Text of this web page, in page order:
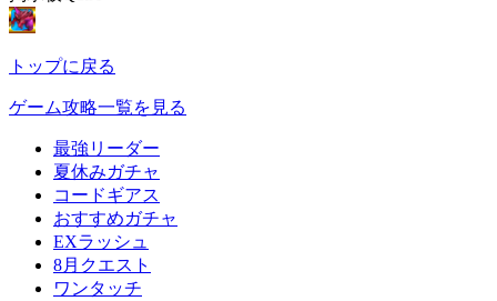
トップに戻る
ゲーム攻略一覧を見る
最強リーダー
夏休みガチャ
コードギアス
おすすめガチャ
EXラッシュ
8月クエスト
ワンタッチ